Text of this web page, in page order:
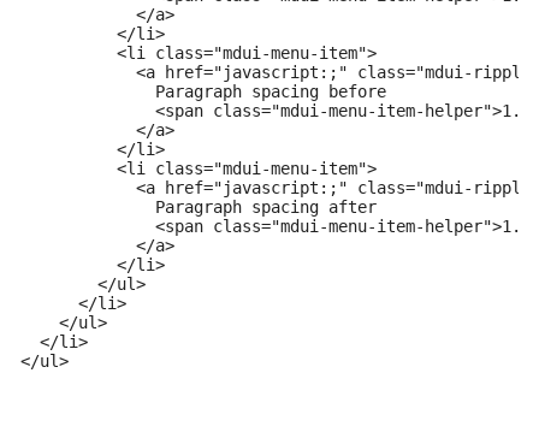
            </a>
          </li>
          <li class="mdui-menu-item">
<a href="javascript:;" class="mdui-
              Paragraph spacing before
<span class="mdui-menu-item-
            </a>
          </li>
          <li class="mdui-menu-item">
<a href="javascript:;" class="mdui-
              Paragraph spacing after
<span class="mdui-menu-item-
            </a>
          </li>
        </ul>
      </li>
    </ul>
  </li>
</ul>